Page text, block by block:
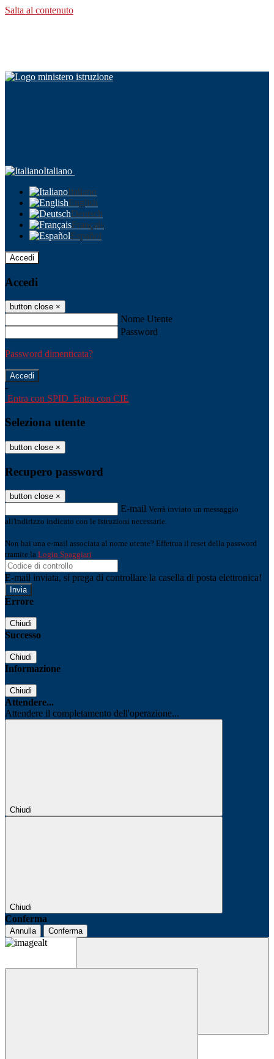
Salta al contenuto
Italiano
Italiano
English
Deutsch
Français
Español
Accedi
Accedi
button close ×
Nome Utente
Password
Password dimenticata?
-
Entra con SPID Entra con CIE
Seleziona utente
button close ×
Recupero password
button close ×
E-mail Verrà inviato un messaggio
all'indirizzo indicato con le istruzioni necessarie.
Non hai una e-mail associata al nome utente? Effettua il reset della password
tramite la Login Spaggiari
E-mail inviata, si prega di controllare la casella di posta elettronica!
Errore
Chiudi
Successo
Chiudi
Informazione
Chiudi
Attendere...
Attendere il completamento dell'operazione...
Chiudi
Chiudi
Conferma
Annulla Conferma